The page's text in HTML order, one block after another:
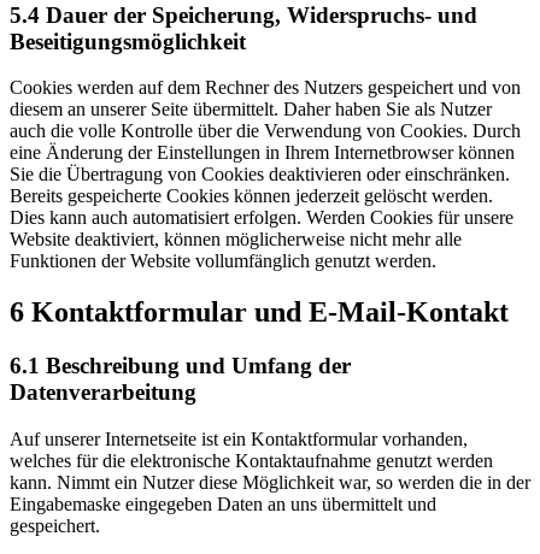
5.4 Dauer der Speicherung, Widerspruchs- und
Beseitigungsmöglichkeit
Cookies werden auf dem Rechner des Nutzers gespeichert und von
diesem an unserer Seite übermittelt. Daher haben Sie als Nutzer
auch die volle Kontrolle über die Verwendung von Cookies. Durch
eine Änderung der Einstellungen in Ihrem Internetbrowser können
Sie die Übertragung von Cookies deaktivieren oder einschränken.
Bereits gespeicherte Cookies können jederzeit gelöscht werden.
Dies kann auch automatisiert erfolgen. Werden Cookies für unsere
Website deaktiviert, können möglicherweise nicht mehr alle
Funktionen der Website vollumfänglich genutzt werden.
6 Kontaktformular und E-Mail-Kontakt
6.1 Beschreibung und Umfang der
Datenverarbeitung
Auf unserer Internetseite ist ein Kontaktformular vorhanden,
welches für die elektronische Kontaktaufnahme genutzt werden
kann. Nimmt ein Nutzer diese Möglichkeit war, so werden die in der
Eingabemaske eingegeben Daten an uns übermittelt und
gespeichert.